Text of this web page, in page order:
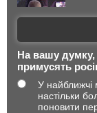
На вашу думку,
примусять
У найближчі
настільки
поновити